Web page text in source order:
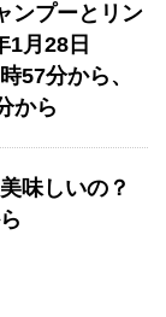
ンプーとリン
月28日
57分から、
から
味しいの？